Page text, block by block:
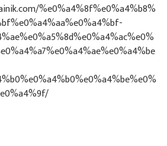
%e0%a4%8f%e0%a4%b8%